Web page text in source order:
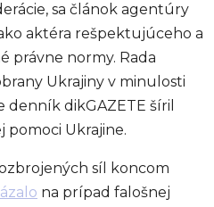
sa článok agentúry
aktéra rešpektujúceho a
právne normy. Rada
Ukrajiny v minulosti
denník dikGAZETE šíril
pomoci Ukrajine.
síl koncom
na prípad falošnej